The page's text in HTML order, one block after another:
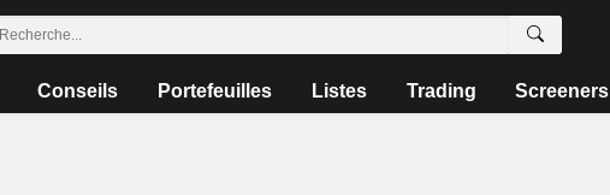
Conseils Portefeuilles Listes Trading Screeners